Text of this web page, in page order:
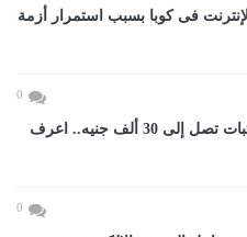
فى كوبا بسبب استمرار أزمة
0
فرص عمل فى الأردن بمرتبات تصل إلى 30 ألف جنيه.. اعرف
0